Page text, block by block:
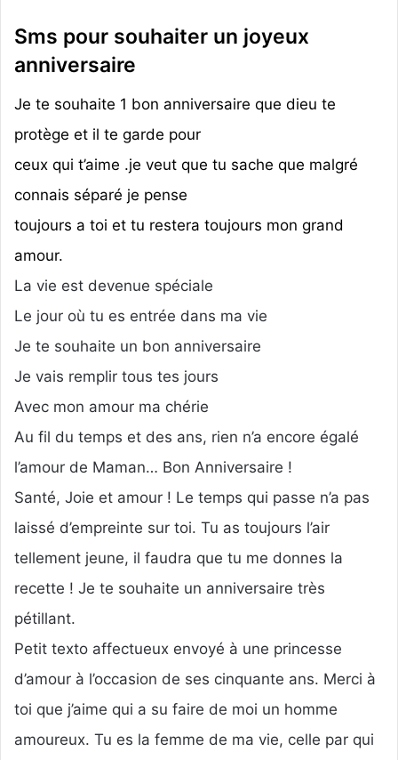
Sms pour souhaiter un joyeux
anniversaire
Je te souhaite 1 bon anniversaire que dieu te
protège et il te garde pour
ceux qui t’aime .je veut que tu sache que malgré
connais séparé je pense
toujours a toi et tu restera toujours mon grand
amour.
La vie est devenue spéciale
Le jour où tu es entrée dans ma vie
Je te souhaite un bon anniversaire
Je vais remplir tous tes jours
Avec mon amour ma chérie
Au fil du temps et des ans, rien n’a encore égalé
l’amour de Maman… Bon Anniversaire !
Santé, Joie et amour ! Le temps qui passe n’a pas
laissé d’empreinte sur toi. Tu as toujours l’air
tellement jeune, il faudra que tu me donnes la
recette ! Je te souhaite un anniversaire très
pétillant.
Petit texto affectueux envoyé à une princesse
d’amour à l’occasion de ses cinquante ans. Merci à
toi que j’aime qui a su faire de moi un homme
amoureux. Tu es la femme de ma vie, celle par qui